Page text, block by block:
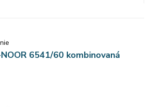
6541/60 kombinovaná